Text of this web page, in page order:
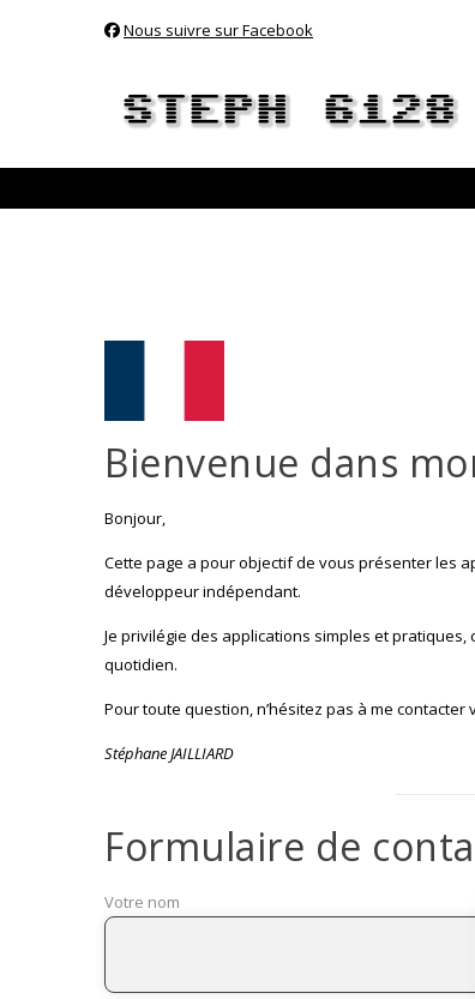
Nous suivre sur Facebook
Bienvenue dans
Bonjour,
Cette page a pour objectif de vous présenter les
développeur indépendant.
Je privilégie des applications simples et
quotidien.
Pour toute question, n’hésitez pas à me
Stéphane JAILLIARD
Formulaire de
Votre nom